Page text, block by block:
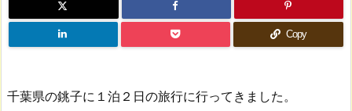
Copy
千葉県の銚子に１泊２日の旅行に行ってきました。